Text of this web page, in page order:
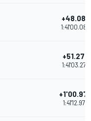
+48.082
1:41'00.080
+51.278
1:41'03.276
1:41'12.975